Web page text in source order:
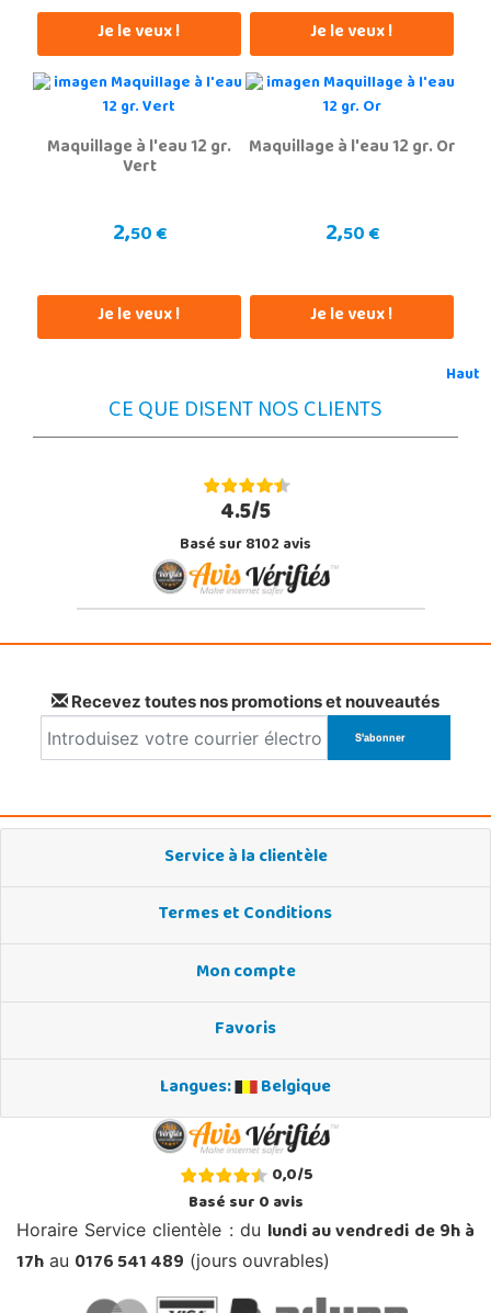
Je le veux ! Je le veux !
Maquillage à l'eau 12 gr.
Vert
2,50 €
Je le veux !
Maquillage à l'eau 12 gr. Or
2,50 €
Je le veux !
Haut
CE QUE DISENT NOS CLIENTS
4.5/5
Basé sur 8102 avis
Recevez toutes nos promotions et nouveautés
Service à la clientèle
Termes et Conditions
Mon compte
Favoris
Langues:
Belgique
0,0/5
Basé sur0avis
Horaire Service clientèle : du lundi au vendredi de 9h à
17h au 0176 541 489 (jours ouvrables)